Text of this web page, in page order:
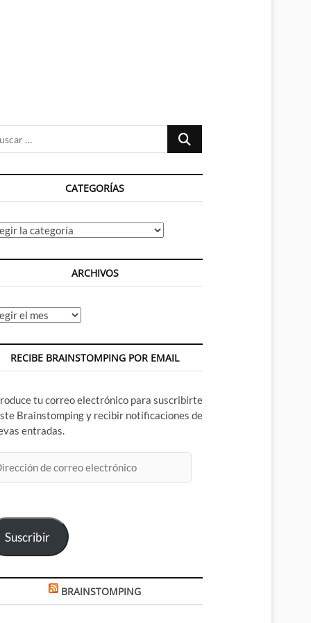
Buscar
CATEGORÍAS
ARCHIVOS
RECIBE BRAINSTOMPING POR EMAIL
tu correo electrónico para suscribirte
Brainstomping y recibir notificaciones de
entradas.
Suscribir
BRAINSTOMPING